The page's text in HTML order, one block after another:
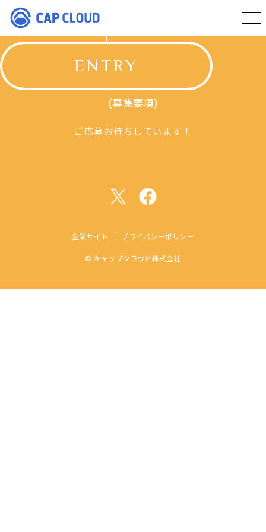
ENTRY
(募集要項)
ご応募お待ちしています！
企業サイト プライバシーポリシー
© キャップクラウド株式会社